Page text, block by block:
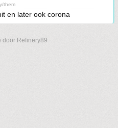
them
en later ook corona
door Refinery89